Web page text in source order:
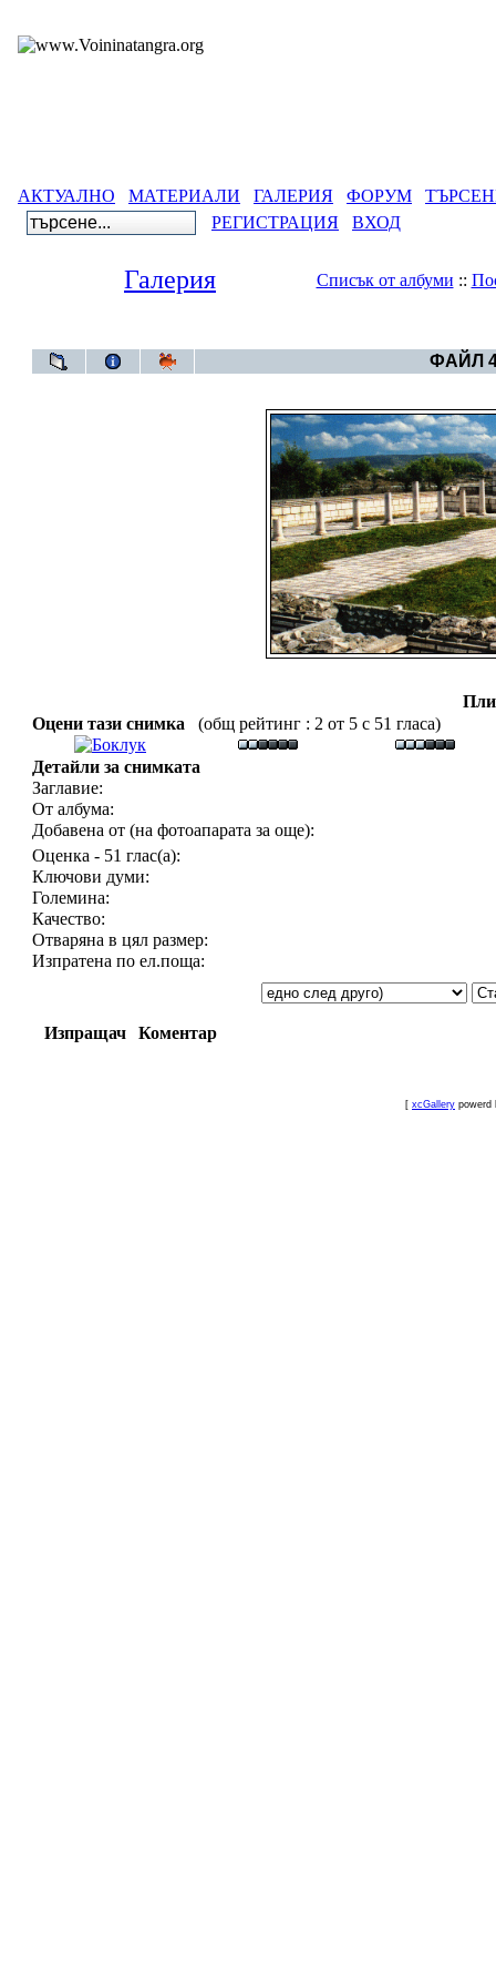
АКТУАЛНО МАТЕРИАЛИ ГАЛЕРИЯ ФОРУМ
РЕГИСТРАЦИЯ
ВХОД
Галерия Списък от албуми ::
ФАЙЛ
Оцени тази снимка
(общ рейтинг : 2 от 5 с 51 гласа)
Детайли за снимката
Заглавие:
От албума:
Добавена от (на фотоапарата за още):
Оценка - 51 глас(а):
Ключови думи:
Големина:
Качество:
Отваряна в цял размер:
Изпратена по ел.поща:
Изпращач Коментар
[ xcGallery